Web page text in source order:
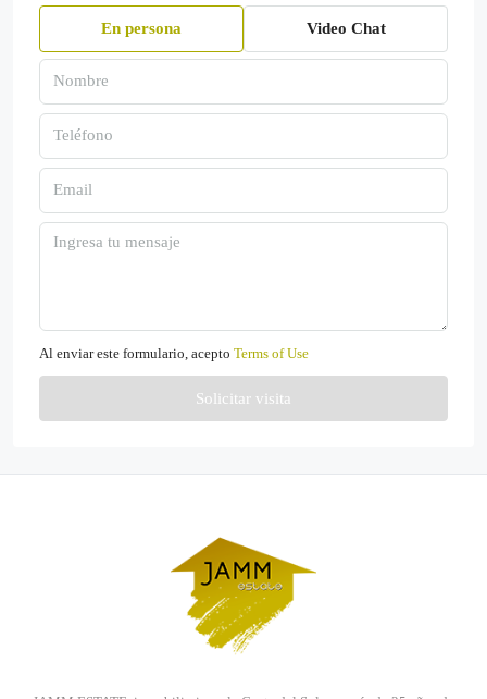
En persona Video Chat
Al enviar este formulario, acepto Terms of Use
Solicitar visita